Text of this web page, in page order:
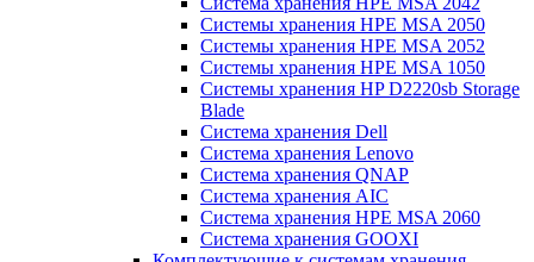
Системы хранения HPE MSA 2050
Системы хранения HPE MSA 2052
Системы хранения HPE MSA 1050
Системы хранения HP D2220sb Storage
Blade
Система хранения Dell
Система хранения Lenovo
Система хранения QNAP
Система хранения AIC
Система хранения HPE MSA 2060
Система хранения GOOXI